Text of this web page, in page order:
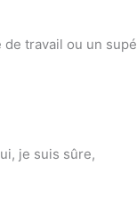
travail ou un
je suis sûre,